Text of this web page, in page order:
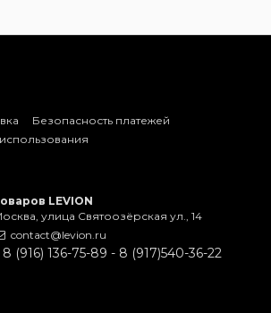
Безопасность платежей
LEVION
улица Святоозёрская ул., 14
contact@levion.ru
(916) 136-75-89 - 8 (917)540-36-22